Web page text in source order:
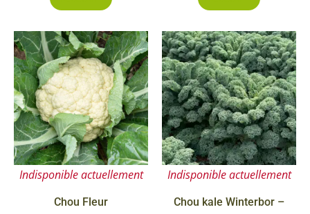
Indisponible actuellement
Chou Fleur
Indisponible actuellement
Chou kale Winterbor –